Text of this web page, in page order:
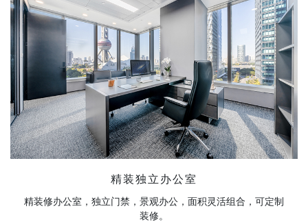
精装独立办公室
精装修办公室，独立门禁，景观办公，面积灵活组合，可定制
装修。